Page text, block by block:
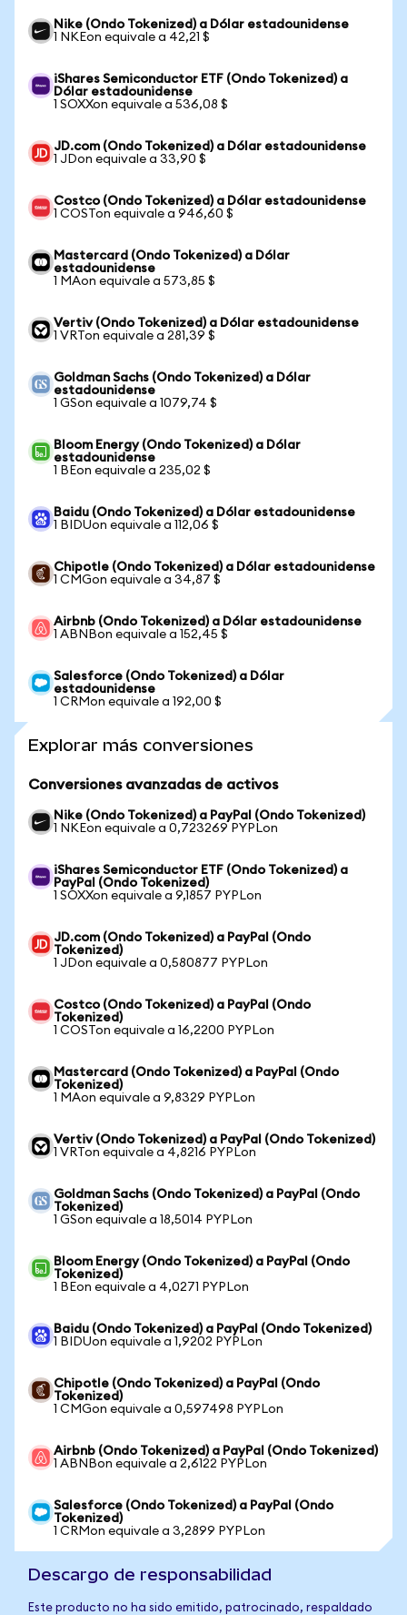
Nike (Ondo Tokenized) a Dólar estadounidense
1 NKEon equivale a 42,21 $
iShares Semiconductor ETF (Ondo Tokenized) a
Dólar estadounidense
1 SOXXon equivale a 536,08 $
JD.com (Ondo Tokenized) a Dólar estadounidense
1 JDon equivale a 33,90 $
Costco (Ondo Tokenized) a Dólar estadounidense
1 COSTon equivale a 946,60 $
Mastercard (Ondo Tokenized) a Dólar
estadounidense
1 MAon equivale a 573,85 $
Vertiv (Ondo Tokenized) a Dólar estadounidense
1 VRTon equivale a 281,39 $
Goldman Sachs (Ondo Tokenized) a Dólar
estadounidense
1 GSon equivale a 1079,74 $
Bloom Energy (Ondo Tokenized) a Dólar
estadounidense
1 BEon equivale a 235,02 $
Baidu (Ondo Tokenized) a Dólar estadounidense
1 BIDUon equivale a 112,06 $
Chipotle (Ondo Tokenized) a Dólar estadounidense
1 CMGon equivale a 34,87 $
Airbnb (Ondo Tokenized) a Dólar estadounidense
1 ABNBon equivale a 152,45 $
Salesforce (Ondo Tokenized) a Dólar
estadounidense
1 CRMon equivale a 192,00 $
Explorar más conversiones
Conversiones avanzadas de activos
Nike (Ondo Tokenized) a PayPal (Ondo Tokenized)
1 NKEon equivale a 0,723269 PYPLon
iShares Semiconductor ETF (Ondo Tokenized) a
PayPal (Ondo Tokenized)
1 SOXXon equivale a 9,1857 PYPLon
JD.com (Ondo Tokenized) a PayPal (Ondo
Tokenized)
1 JDon equivale a 0,580877 PYPLon
Costco (Ondo Tokenized) a PayPal (Ondo
Tokenized)
1 COSTon equivale a 16,2200 PYPLon
Mastercard (Ondo Tokenized) a PayPal (Ondo
Tokenized)
1 MAon equivale a 9,8329 PYPLon
Vertiv (Ondo Tokenized) a PayPal (Ondo Tokenized)
1 VRTon equivale a 4,8216 PYPLon
Goldman Sachs (Ondo Tokenized) a PayPal (Ondo
Tokenized)
1 GSon equivale a 18,5014 PYPLon
Bloom Energy (Ondo Tokenized) a PayPal (Ondo
Tokenized)
1 BEon equivale a 4,0271 PYPLon
Baidu (Ondo Tokenized) a PayPal (Ondo Tokenized)
1 BIDUon equivale a 1,9202 PYPLon
Chipotle (Ondo Tokenized) a PayPal (Ondo
Tokenized)
1 CMGon equivale a 0,597498 PYPLon
Airbnb (Ondo Tokenized) a PayPal (Ondo Tokenized)
1 ABNBon equivale a 2,6122 PYPLon
Salesforce (Ondo Tokenized) a PayPal (Ondo
Tokenized)
1 CRMon equivale a 3,2899 PYPLon
Descargo de responsabilidad
Este producto no ha sido emitido, patrocinado, respaldado